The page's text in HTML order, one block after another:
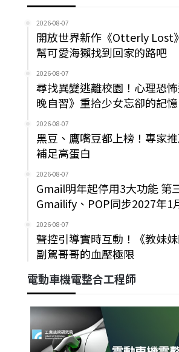
2026-08-07
開放世界新作《Otterly Lost
幫可愛海獺找到回家的路吧
2026-08-07
尋找異變逃離校園！心理恐
晚自習》重拾少女忘卻的記憶
2026-08-07
黑豆、鷹嘴豆都上榜！專家
補足高蛋白
2026-08-07
Gmail明年起停用3大功能 第
Gmailify、POP同步2027年1
2026-08-07
聲控引導實時互動！《教妹
副駕哥哥的血壓極限
電動車機電整合工程師